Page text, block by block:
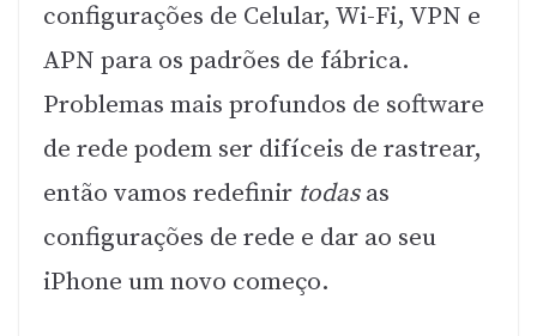
configurações de Celular, Wi-Fi, VPN e
APN para os padrões de fábrica.
Problemas mais profundos de software
de rede podem ser difíceis de rastrear,
então vamos redefinir todasas
configurações de rede e dar ao seu
iPhone um novo começo.